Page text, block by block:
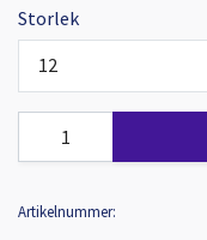
Storlek
12
Artikelnummer: